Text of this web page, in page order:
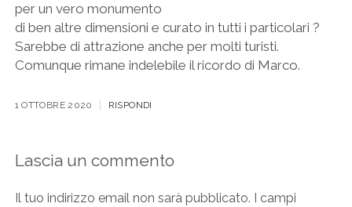
per un vero monumento
di ben altre dimensioni e curato in tutti i particolari ?
Sarebbe di attrazione anche per molti turisti.
Comunque rimane indelebile il ricordo di Marco.
1 OTTOBRE 2020 RISPONDI
Lascia un commento
Il tuo indirizzo email non sarà pubblicato. I campi